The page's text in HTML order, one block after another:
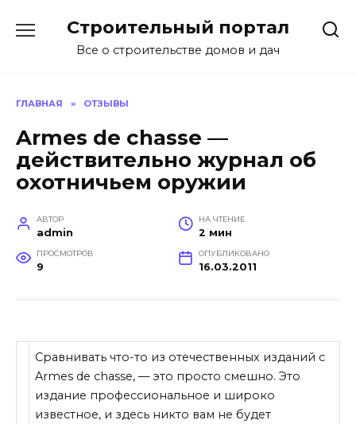
содержанию
Строительный портал
Все о строительстве домов и дач
ГЛАВНАЯ » ОТЗЫВЫ
Armes de chasse —
действительно журнал об
охотничьем оружии
АВТОР
admin
НА ЧТЕНИЕ
2 мин
ПРОСМОТРОВ
9
ОПУБЛИКОВАНО
16.03.2011
Сравнивать что-то из отечественных изданий с
Armes de chasse, — это просто смешно. Это
издание профессиональное и широко
известное, и здесь никто вам не будет